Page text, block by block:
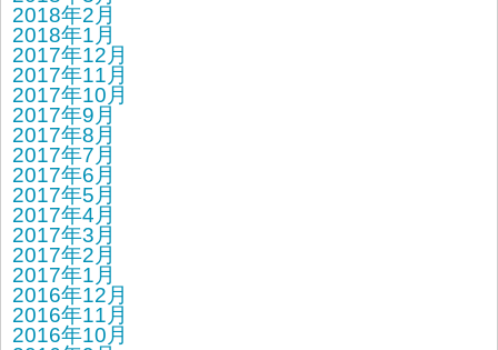
2018年2月
2018年1月
2017年12月
2017年11月
2017年10月
2017年9月
2017年8月
2017年7月
2017年6月
2017年5月
2017年4月
2017年3月
2017年2月
2017年1月
2016年12月
2016年11月
2016年10月